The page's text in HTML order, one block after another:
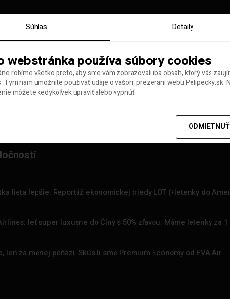
letenky tohto týždňa
lieta lepšie. Reportáž ekonomickej triedy LOT (+letenky do
leť super luxusne do Číny s 50% zľavou. Máme letenky za 1
len za menej peňazí. Skúsili sme Premium Economy od EVA Air
Súhlas Detaily
webstránka používa súbory cookies
robíme všetko preto, aby sme vám zobrazovali iba obsah, ktorý vás
Tým nám umožníte používať údaje o vašom prezeraní webu Pelipecky.sk.
môžete kedykoľvek upraviť alebo vypnúť.
ODMIETNUŤ